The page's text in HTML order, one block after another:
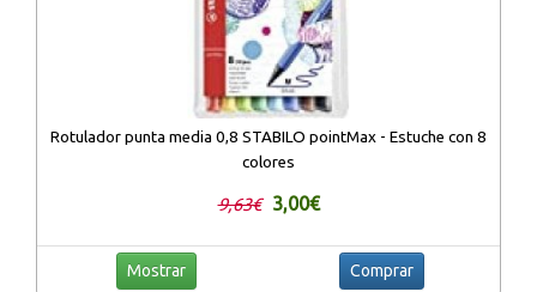
Rotulador punta media 0,8 STABILO pointMax - Estuche con 8
colores
9,63€ 3,00€
Mostrar Comprar